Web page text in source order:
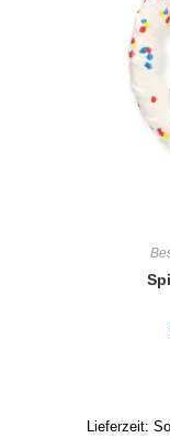
Lieferzeit: